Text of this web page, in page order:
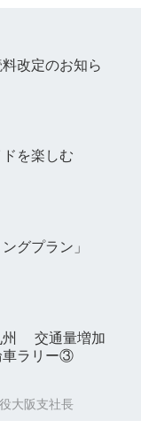
改定のお知ら
を楽しむ
グプラン」
州 交通量増加
車ラリー③
大阪支社長